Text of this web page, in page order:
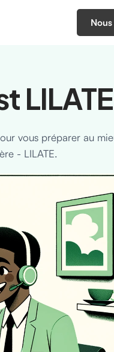
vous préparer au
- LILATE.